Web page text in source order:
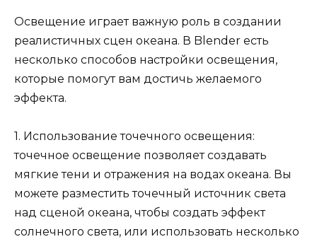
Освещение играет важную роль в создании
реалистичных сцен океана. В Blender есть
несколько способов настройки освещения,
которые помогут вам достичь желаемого
эффекта.
1. Использование точечного освещения:
точечное освещение позволяет создавать
мягкие тени и отражения на водах океана. Вы
можете разместить точечный источник света
над сценой океана, чтобы создать эффект
солнечного света, или использовать несколько